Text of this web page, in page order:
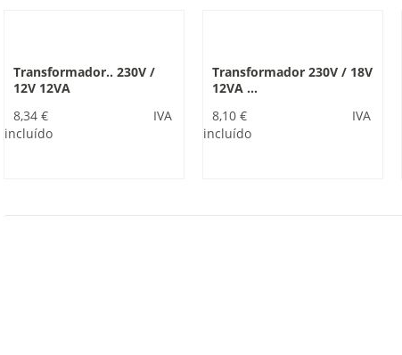
Transformador.. 230V /
12V 12VA
8,34 €
IVA
incluído
Transformador 230V / 18V
12VA ...
8,10 €
IVA
incluído